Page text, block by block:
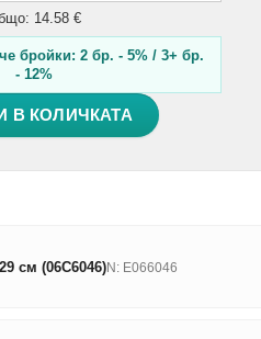
14.58 €
бройки: 2 бр. - 5% / 3+ бр.
- 12%
В КОЛИЧКАТА
см (06C6046)N: E066046